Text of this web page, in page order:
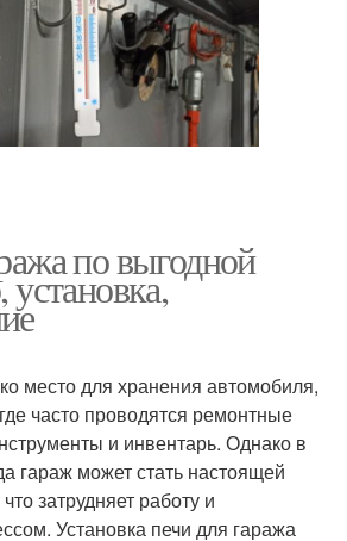
по выгодной
место для хранения автомобиля,
часто проводятся ремонтные
и инвентарь. Однако в
гараж может стать настоящей
затрудняет работу и
Установка печи для гаража